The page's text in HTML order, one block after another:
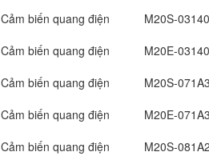
Cảm biến quang điện M20S-
Cảm biến quang điện M20E-
Cảm biến quang điện M20S-
Cảm biến quang điện M20E-
Cảm biến quang điện M20S-